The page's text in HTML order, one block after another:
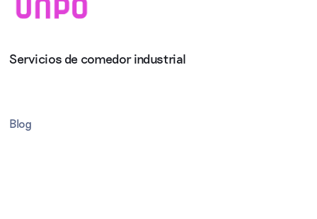
Servicios de comedor industrial
Blog